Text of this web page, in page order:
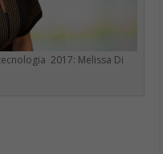
2017: Melissa Di